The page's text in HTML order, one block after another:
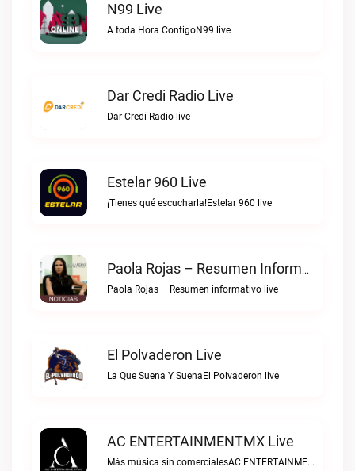
N99 Live
A toda Hora ContigoN99 live
Dar Credi Radio Live
Dar Credi Radio live
Estelar 960 Live
¡Tienes qué escucharla!Estelar 960 live
Paola Rojas – Resumen Informativo Live
Paola Rojas – Resumen informativo live
El Polvaderon Live
La Que Suena Y SuenaEl Polvaderon live
AC ENTERTAINMENTMX Live
Más música sin comercialesAC ENTERTAINMENTMX live